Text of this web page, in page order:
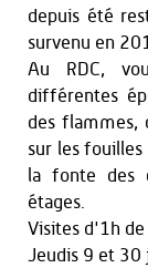
depuis été
survenu en
Au RDC,
différentes
des flammes,
sur les fouilles
la fonte des
étages.
Visites d'1h
Jeudis 9 et